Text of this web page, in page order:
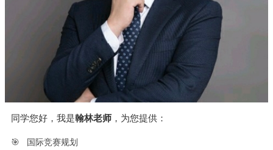
同学您好，我是翰林老师 ，为您提供：
🎯 国际竞赛规划